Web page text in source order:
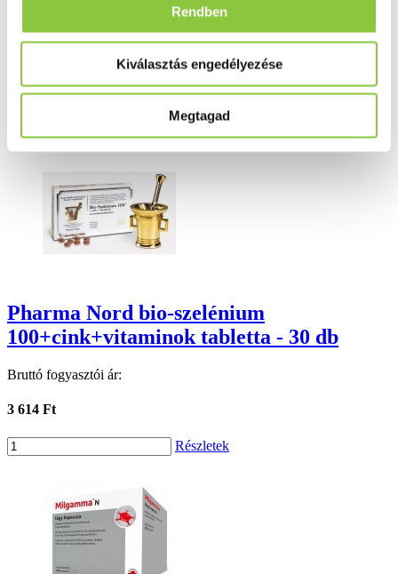
Rendben
Kiválasztás engedélyezése
Megtagad
Folyamatos akciók
Ezek is érdekelhetik Önt
Pharma Nord bio-szelénium
100+cink+vitaminok tabletta - 30 db
Bruttó fogyasztói ár:
3 614 Ft
Részletek